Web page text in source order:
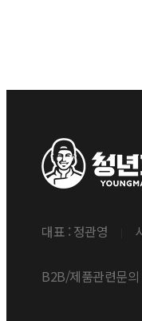
대표 : 정관영
B2B/제품관련문